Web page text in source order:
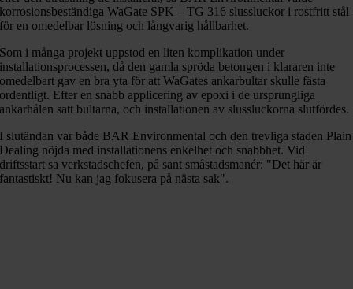
korrosionsbeständiga WaGate SPK – TG 316 slussluckor i rostfritt stål
för en omedelbar lösning och långvarig hållbarhet.
Som i många projekt uppstod en liten komplikation under
installationsprocessen, då den gamla spröda betongen i klararen inte
omedelbart gav en bra yta för att WaGates ankarbultar skulle fästa
ordentligt. Efter en snabb applicering av epoxi i de ursprungliga
ankarhålen satt bultarna, och installationen av slussluckorna slutfördes.
I slutändan var både BAR Environmental och den trevliga staden Plain
Dealing nöjda med installationens enkelhet och snabbhet. Vid
driftsstart sa verkstadschefen, på sant småstadsmanér: "Det här är
fantastiskt! Nu kan jag fokusera på nästa sak".